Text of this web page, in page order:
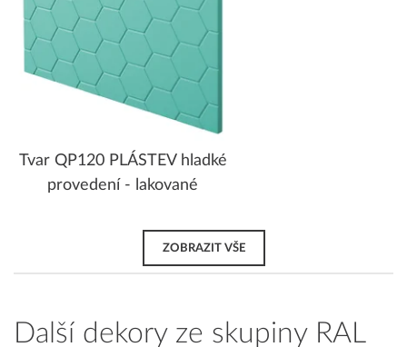
Tvar QP120 PLÁSTEV hladké
provedení - lakované
ZOBRAZIT VŠE
Další dekory ze skupiny RAL